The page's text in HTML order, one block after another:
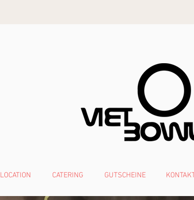
LOCATION CATERING GUTSCHEINE